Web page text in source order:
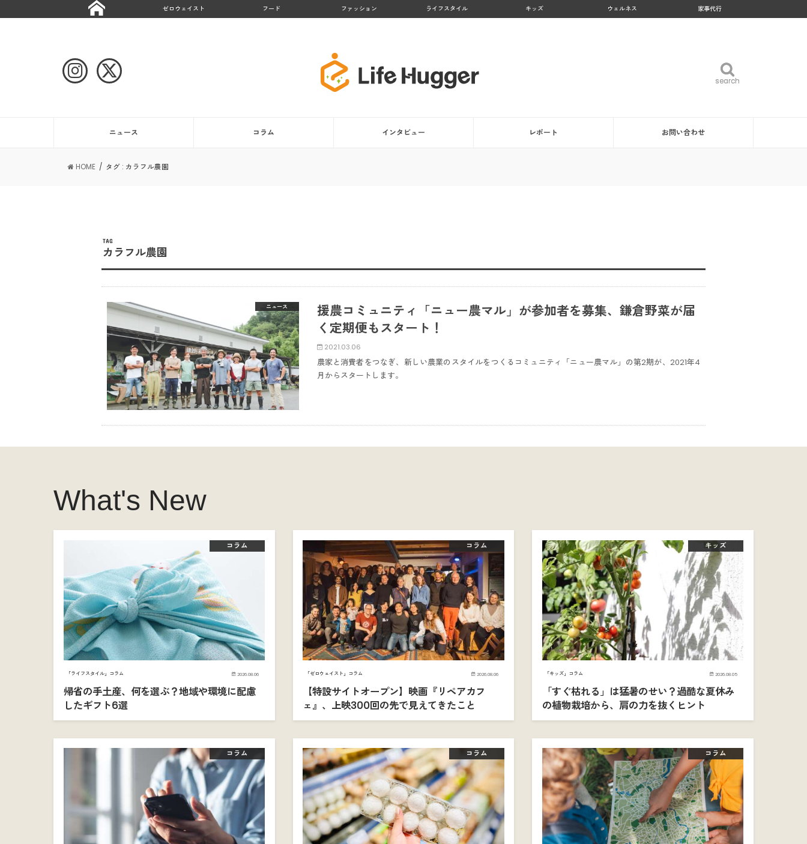
ゼロウェイスト フード ファッション ライフスタイル キッズ ウェルネス 家事代行
search
search
ニュース コラム インタビュー レポート お問い合わせ
HOME タグ : カラフル農園
TAG
カラフル農園
ニュース
援農コミュニティ「ニュー農マル」が参加者を募集、鎌倉野菜が届
く定期便もスタート！
2021.03.06
農家と消費者をつなぎ、新しい農業のスタイルをつくるコミュニティ「ニュー農マル」の第2期が、2021年4
月からスタートします。
What's New
コラム
「ライフスタイル」コラム 2026.08.06
帰省の手土産、何を選ぶ？地域や環境に配慮
したギフト6選
コラム
「ゼロウェイスト」コラム 2026.08.06
【特設サイトオープン】映画『リペアカフ
ェ』、上映300回の先で見えてきたこと
キッズ
「キッズ」コラム 2026.08.05
「すぐ枯れる」は猛暑のせい？過酷な夏休み
の植物栽培から、肩の力を抜くヒント
コラム コラム コラム